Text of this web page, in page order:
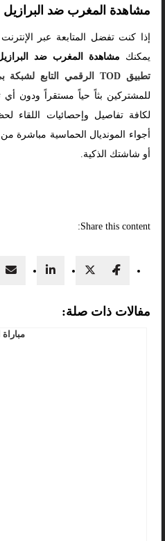
مشاهدة المغرب ضد البرازيل
إذا كنت تفضل المتابعة عبر
يمكنك مشاهدة المغرب ضد
تطبيق TOD الرقمي التابع لشبكة بي إن سبورتس
للمشتركين بثاً حياً مستقراً ودون أي
لكافة تفاصيل وإحصائيات اللقاء
أجواء المونديال الحماسية مباشرة
أو شاشتك الذكية.
Share this content:
مفالات ذات صلة: